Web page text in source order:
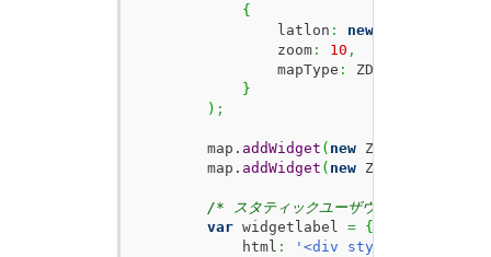
{
                latlon
: new
                zoom
: 10 ,
                mapType
: ZDC.
}
) ;
        map.
addWidget ( new ZDC.
        map.
addWidget ( new ZDC.
/* スタティックユーザウィジットを作成
var widgetlabel =
{
            html
:
'<div